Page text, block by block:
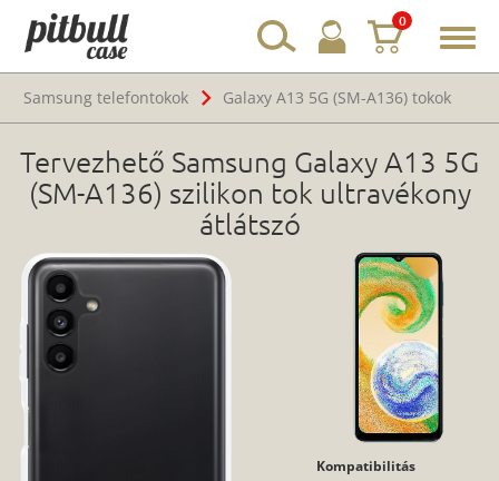
0
Samsung telefontokok
Galaxy A13 5G (SM-A136) tokok
Tervezhető Samsung Galaxy A13 5G
(SM-A136) szilikon tok ultravékony
átlátszó
Kompatibilitás